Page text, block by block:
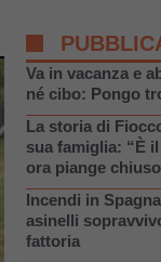
Va in vacanza e
né cibo: Pongo
La storia di
sua famiglia: “È
ora piange
Incendi in
asinelli
fattoria